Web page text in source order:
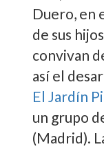
Duero, en
de sus
convivan
así­ el
El Jardí­n
un grupo
(Madrid).